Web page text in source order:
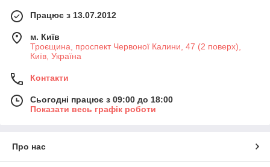
Працює з 13.07.2012
м. Київ
Троєщина, проспект Червоної Калини, 47 (2 поверх),
Київ, Україна
Контакти
Сьогодні працює з 09:00 до 18:00
Показати весь графік роботи
Про нас